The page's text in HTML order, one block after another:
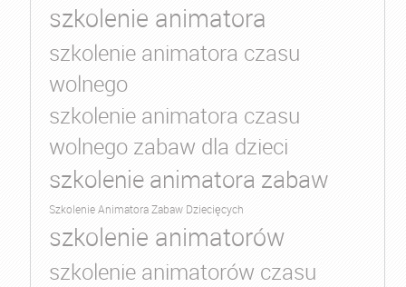
szkolenie animatora
szkolenie animatora czasu
wolnego
szkolenie animatora czasu
wolnego zabaw dla dzieci
szkolenie animatora zabaw
Szkolenie Animatora Zabaw Dziecięcych
szkolenie animatorów
szkolenie animatorów czasu